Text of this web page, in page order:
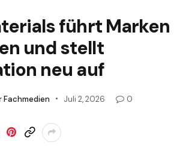
führt Marken
und stellt
neu auf
Fachmedien Juli 2, 2026
0